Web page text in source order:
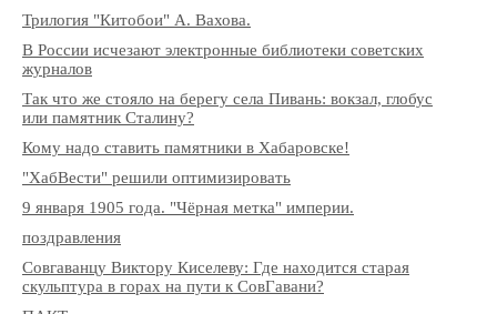
Трилогия "Китобои" А. Вахова.
В России исчезают электронные библиотеки советских
журналов
Так что же стояло на берегу села Пивань: вокзал, глобус
или памятник Сталину?
Кому надо ставить памятники в Хабаровске!
"ХабВести" решили оптимизировать
9 января 1905 года. "Чёрная метка" империи.
поздравления
Совгаванцу Виктору Киселеву: Где находится старая
скульптура в горах на пути к СовГавани?